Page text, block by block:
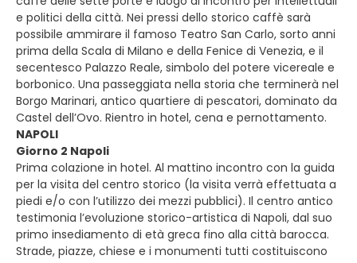
e politici della città. Nei pressi dello storico caffè sarà
possibile ammirare il famoso Teatro San Carlo, sorto anni
prima della Scala di Milano e della Fenice di Venezia, e il
secentesco Palazzo Reale, simbolo del potere vicereale e
borbonico. Una passeggiata nella storia che terminerà nel
Borgo Marinari, antico quartiere di pescatori, dominato da
Castel dell’Ovo. Rientro in hotel, cena e pernottamento.
NAPOLI
Giorno 2 Napoli
Prima colazione in hotel. Al mattino incontro con la guida
per la visita del centro storico (la visita verrà effettuata a
piedi e/o con l’utilizzo dei mezzi pubblici). Il centro antico
testimonia l’evoluzione storico-artistica di Napoli, dal suo
primo insediamento di età greca fino alla città barocca.
Strade, piazze, chiese e i monumenti tutti costituiscono